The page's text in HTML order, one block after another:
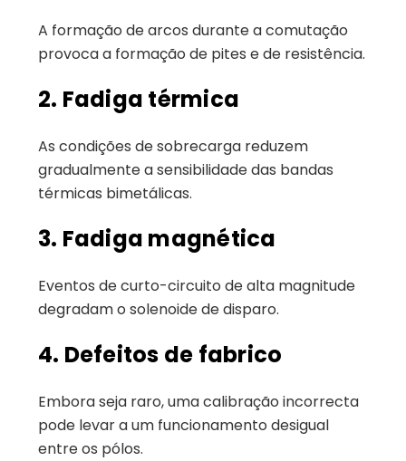
A formação de arcos durante a comutação
provoca a formação de pites e de resistência.
2. Fadiga térmica
As condições de sobrecarga reduzem
gradualmente a sensibilidade das bandas
térmicas bimetálicas.
3. Fadiga magnética
Eventos de curto-circuito de alta magnitude
degradam o solenoide de disparo.
4. Defeitos de fabrico
Embora seja raro, uma calibração incorrecta
pode levar a um funcionamento desigual
entre os pólos.